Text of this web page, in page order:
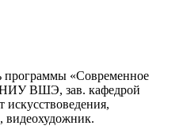
программы «Современное
НИУ ВШЭ, зав. кафедрой
искусствоведения,
видеохудожник.